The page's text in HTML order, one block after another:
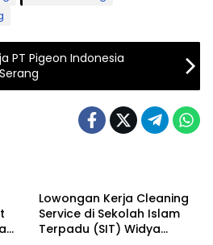
PT Pigeon Indonesia
Lowongan Kerja Cleaning
Service di Sekolah Islam
Terpadu (SIT) Widya
LOKER PT